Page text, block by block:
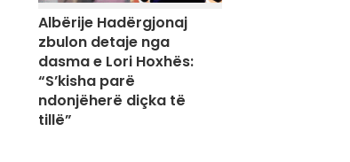
Albërije Hadërgjonaj
zbulon detaje nga
dasma e Lori Hoxhës:
“S’kisha parë
ndonjëherë diçka të
tillë”